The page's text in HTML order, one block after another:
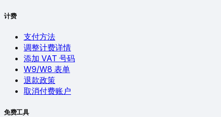
计费
支付方法
调整计费详情
添加 VAT 号码
W9/W8 表单
退款政策
取消付费账户
免费工具